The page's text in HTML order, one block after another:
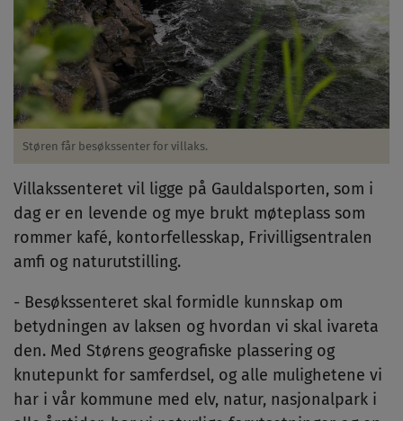
Støren får besøkssenter for villaks.
Villakssenteret vil ligge på Gauldalsporten, som i
dag er en levende og mye brukt møteplass som
rommer kafé, kontorfellesskap, Frivilligsentralen
amfi og naturutstilling.
- Besøkssenteret skal formidle kunnskap om
betydningen av laksen og hvordan vi skal ivareta
den. Med Størens geografiske plassering og
knutepunkt for samferdsel, og alle mulighetene vi
har i vår kommune med elv, natur, nasjonalpark i